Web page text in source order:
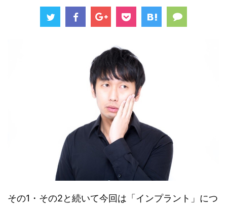
その1・その2と続いて今回は「インプラント」につ